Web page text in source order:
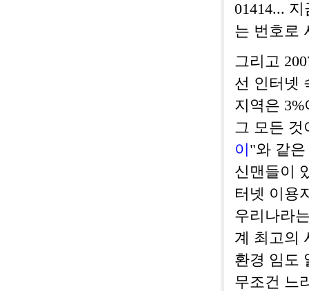
01414...
는 번호로
그리고
선 인터넷
지역은
그 모든 것
이 "와 같
신맨들이
터넷 이용
우리나라
계 최고의
환경 임도
무조건 느